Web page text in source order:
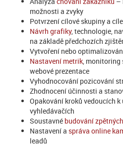
možnosti a zvyky
Potvrzení cílové skupiny a
Návrh grafiky, technologie,
na základě předchozích
Vytvoření nebo
Nastavení metrik ,
webové prezentace
Vyhodnocování pozicování
Zhodnocení účinnosti a
Opakování kroků vedoucích
vyhledávačích
Soustavné budování
Nastavení a správa online
leadů